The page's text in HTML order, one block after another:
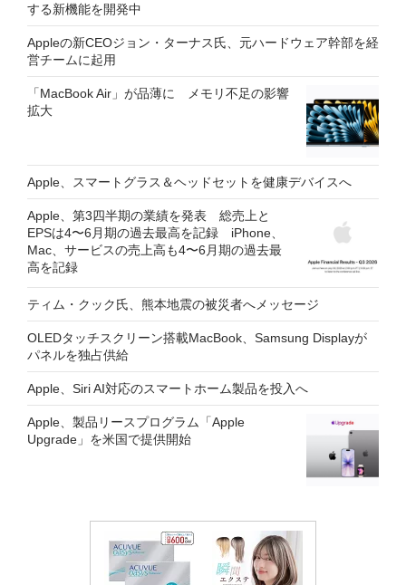
する新機能を開発中
Appleの新CEOジョン・ターナス氏、元ハードウェア幹部を経
営チームに起用
「MacBook Air」が品薄に メモリ不足の影響
拡大
Apple、スマートグラス＆ヘッドセットを健康デバイスへ
Apple、第3四半期の業績を発表 総売上と
EPSは4〜6月期の過去最高を記録 iPhone、
Mac、サービスの売上高も4〜6月期の過去最
高を記録
ティム・クック氏、熊本地震の被災者へメッセージ
OLEDタッチスクリーン搭載MacBook、Samsung Displayが
パネルを独占供給
Apple、Siri AI対応のスマートホーム製品を投入へ
Apple、製品リースプログラム「Apple
Upgrade」を米国で提供開始